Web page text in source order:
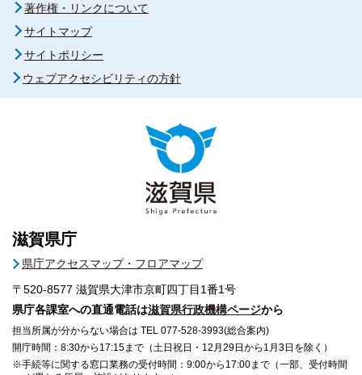
著作権・リンクについて
サイトマップ
サイトポリシー
ウェブアクセシビリティの方針
滋賀県庁
県庁アクセスマップ・フロアマップ
〒520-8577 滋賀県大津市京町四丁目1番1号
県庁各課室への直通電話は滋賀県行政機構ページから
担当所属が分からない場合は TEL 077-528-3993(総合案内)
開庁時間：8:30から17:15まで（土日祝日・12月29日から1月3日を除く）
※手続等に関する窓口業務の受付時間：9:00から17:00まで（一部、受付時間